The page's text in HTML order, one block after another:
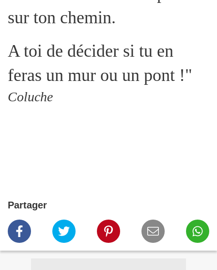
sur ton chemin.
A toi de décider si tu en
feras un mur ou un pont !"
Coluche
Partager